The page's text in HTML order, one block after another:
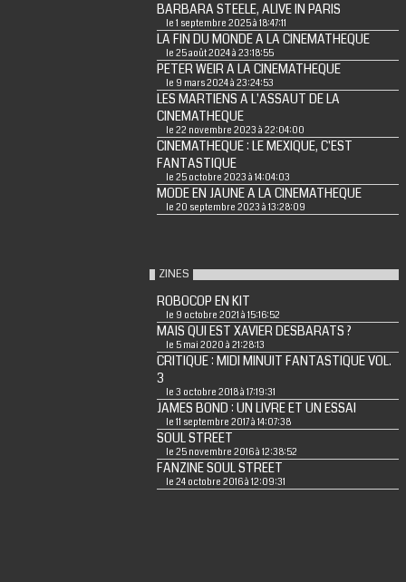
BARBARA STEELE, ALIVE IN PARIS
le 1 septembre 2025 à 18:47:11
LA FIN DU MONDE A LA CINEMATHEQUE
le 25 août 2024 à 23:18:55
PETER WEIR A LA CINEMATHEQUE
le 9 mars 2024 à 23:24:53
LES MARTIENS A L'ASSAUT DE LA
CINEMATHEQUE
le 22 novembre 2023 à 22:04:00
CINEMATHEQUE : LE MEXIQUE, C'EST
FANTASTIQUE
le 25 octobre 2023 à 14:04:03
MODE EN JAUNE A LA CINEMATHEQUE
le 20 septembre 2023 à 13:28:09
ZINES
ROBOCOP EN KIT
le 9 octobre 2021 à 15:16:52
MAIS QUI EST XAVIER DESBARATS ?
le 5 mai 2020 à 21:28:13
CRITIQUE : MIDI MINUIT FANTASTIQUE VOL.
3
le 3 octobre 2018 à 17:19:31
JAMES BOND : UN LIVRE ET UN ESSAI
le 11 septembre 2017 à 14:07:38
SOUL STREET
le 25 novembre 2016 à 12:38:52
FANZINE SOUL STREET
le 24 octobre 2016 à 12:09:31